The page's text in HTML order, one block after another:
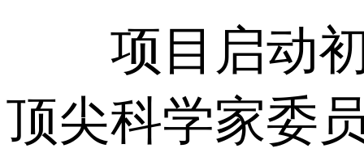
项目启动初
顶尖科学家委